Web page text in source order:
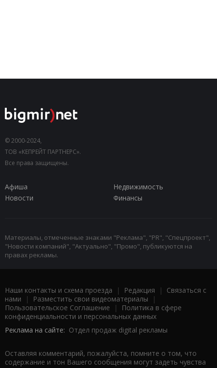
© 2000-2024,
ТОВ «КЕПРЕЙТ ПАРТНЕРС».
Все права защищены.
Афиша
Недвижимость
Новости
Финансы
Материалы, отмеченные знаками "Реклама", "PR", "Спецпроект",
"Новости компаний", "Актуально", "Промо", публикуются на
правах рекламы.
Наши контакты и схема проезда | Редакция | Связаться с
нами | Разместить свои видеоматериалы |
Пользовательское Соглашение |
Политика в сфере
конфиденциальности и персональных данных
Реклама на сайте: Отдел продаж digital рекламы
Оставляя комментарий, пожалуйста, помните о том, что
содержание и тон Вашего сообщения могут задеть чувства